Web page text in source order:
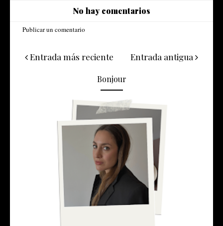
No hay comentarios
Publicar un comentario
Entrada más reciente Entrada antigua
Bonjour